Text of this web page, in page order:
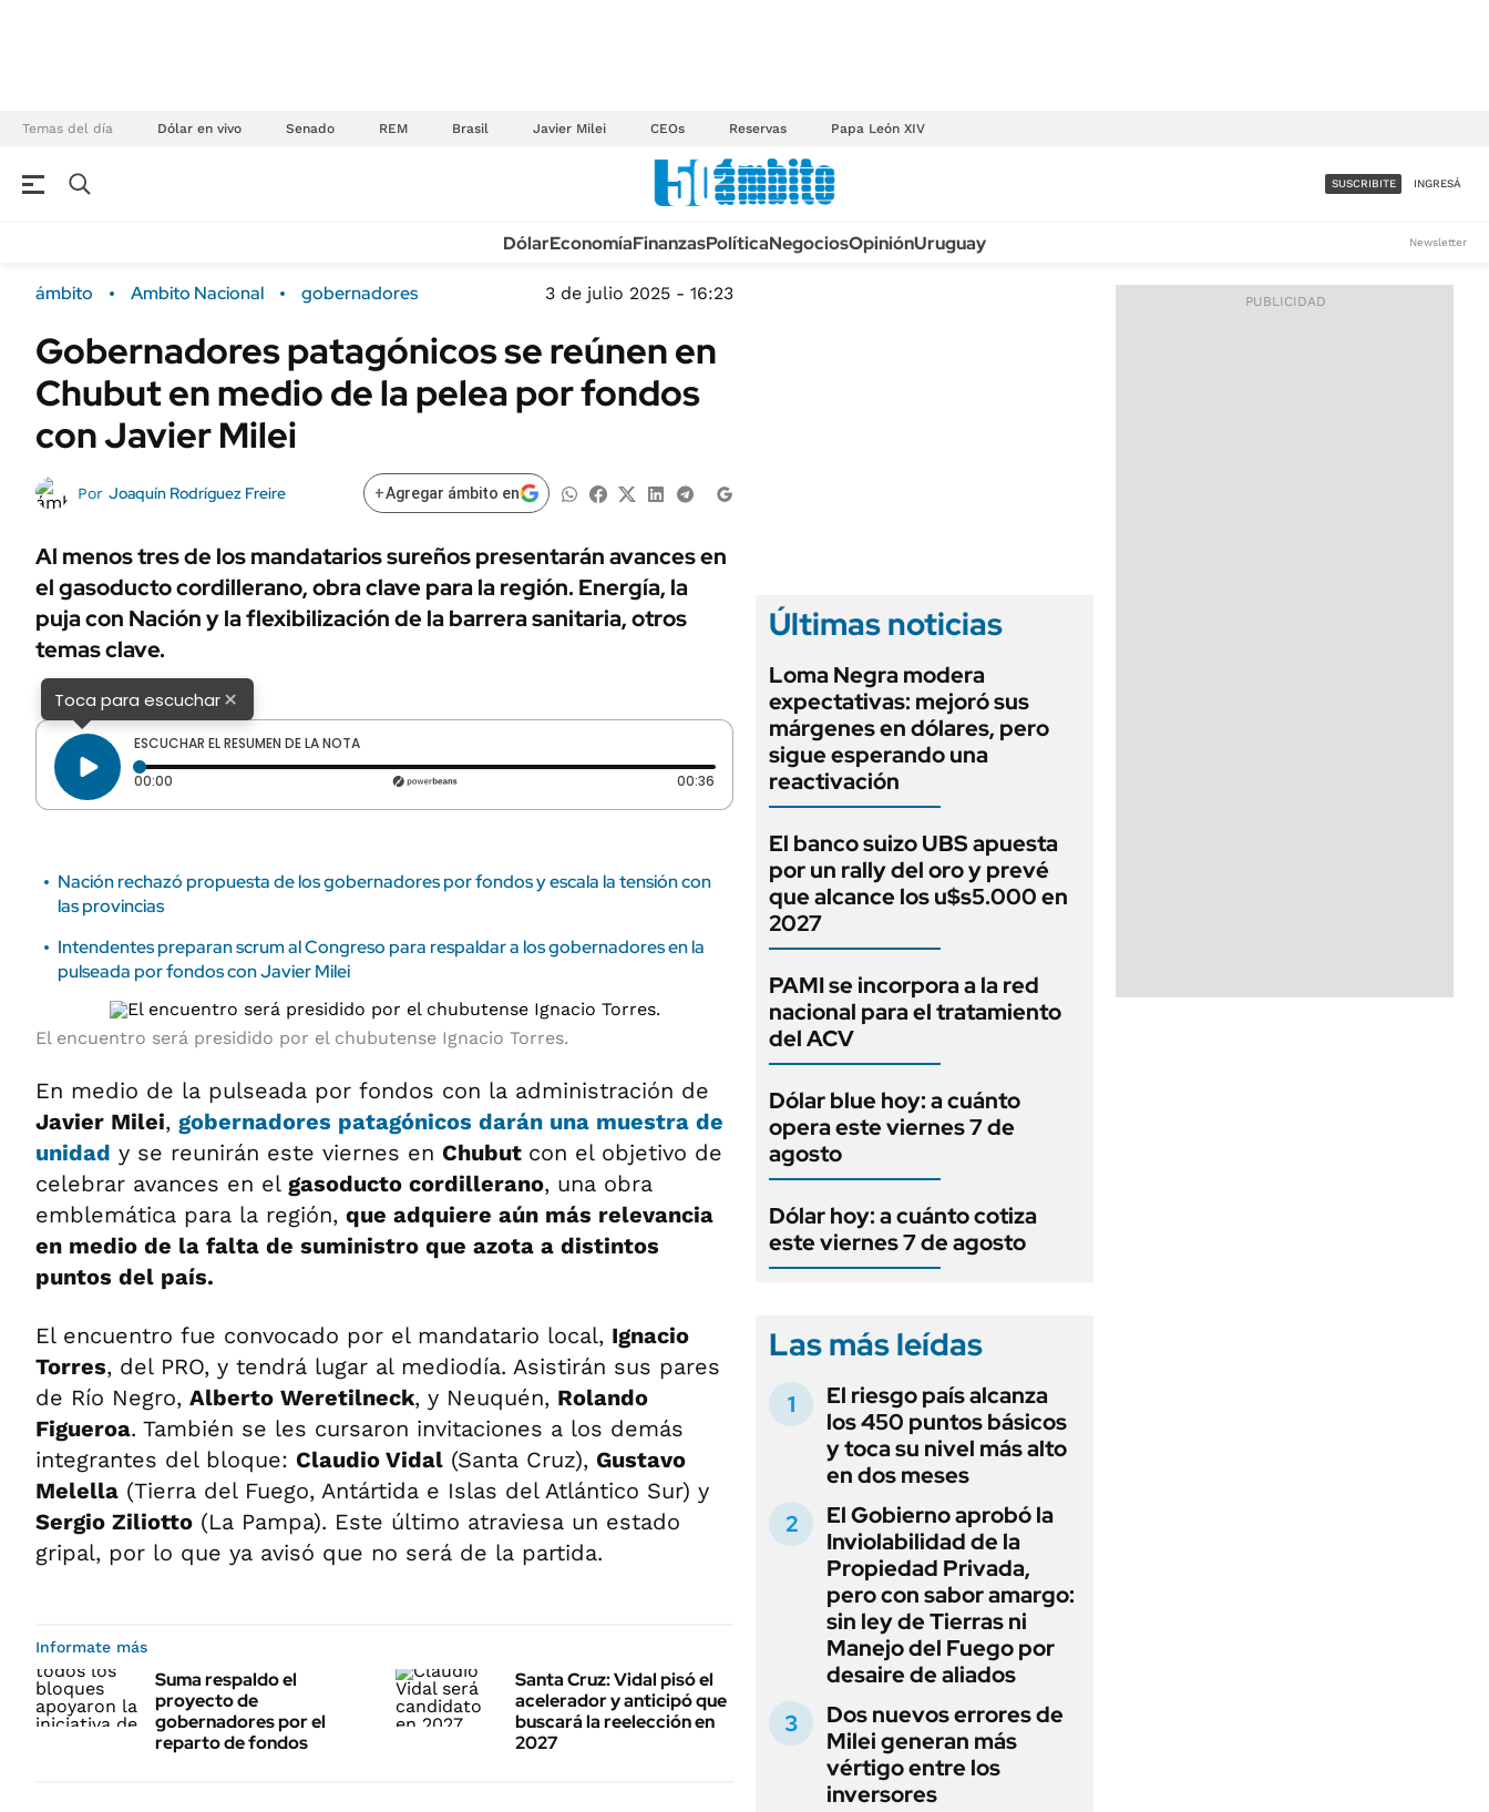
Temas del día Dólar en vivo Senado REM Brasil Javier Milei CEOs Reservas Papa León XIV
Campo
FINANZAS
Dólar
ÁMBITO DEBATE
Real Estate
Sustentabilidad
Seguros
ENERGY REPORT
URUGUAY
TECNOLOGÍA
MÉXICO
MUNDO
INFORMACIÓN GENERAL
AUTOS
ACCESO FULL - $1.800/MES
SUSCRIBITE INGRESÁ
DólarEconomíaFinanzasPolíticaNegociosOpiniónUruguay Newsletter
ámbito Ambito Nacional gobernadores 3 de julio 2025 - 16:23
Gobernadores patagónicos se reúnen en
Chubut en medio de la pelea por fondos
con Javier Milei
Por Joaquín Rodríguez Freire +Agregar ámbito en
Al menos tres de los mandatarios sureños presentarán avances en
el gasoducto cordillerano, obra clave para la región. Energía, la
puja con Nación y la flexibilización de la barrera sanitaria, otros
temas clave.
Toca para escuchar×
ESCUCHAR EL RESUMEN DE LA NOTA
00:00 Tiempo transcurrido: 0 segundos 00:36 Duración: 36 segundos
Nación rechazó propuesta de los gobernadores por fondos y escala la tensión con
las provincias
Intendentes preparan scrum al Congreso para respaldar a los gobernadores en la
pulseada por fondos con Javier Milei
El encuentro será presidido por el chubutense Ignacio Torres.
En medio de la pulseada por fondos con la administración de
Javier Milei, gobernadores patagónicos darán una muestra de
unidad y se reunirán este viernes en Chubut con el objetivo de
celebrar avances en el gasoducto cordillerano, una obra
emblemática para la región, que adquiere aún más relevancia
en medio de la falta de suministro que azota a distintos
puntos del país.
El encuentro fue convocado por el mandatario local, Ignacio
Torres, del PRO, y tendrá lugar al mediodía. Asistirán sus pares
de Río Negro, Alberto Weretilneck, y Neuquén, Rolando
Figueroa. También se les cursaron invitaciones a los demás
integrantes del bloque: Claudio Vidal (Santa Cruz), Gustavo
Melella (Tierra del Fuego, Antártida e Islas del Atlántico Sur) y
Sergio Ziliotto (La Pampa). Este último atraviesa un estado
gripal, por lo que ya avisó que no será de la partida.
Informate más
Suma respaldo el
proyecto de
gobernadores por el
reparto de fondos
Santa Cruz: Vidal pisó el
acelerador y anticipó que
buscará la reelección en
2027
Últimas noticias
Loma Negra modera
expectativas: mejoró sus
márgenes en dólares, pero
sigue esperando una
reactivación
El banco suizo UBS apuesta
por un rally del oro y prevé
que alcance los u$s5.000 en
2027
PAMI se incorpora a la red
nacional para el tratamiento
del ACV
Dólar blue hoy: a cuánto
opera este viernes 7 de
agosto
Dólar hoy: a cuánto cotiza
este viernes 7 de agosto
Las más leídas
El riesgo país alcanza
los 450 puntos básicos
y toca su nivel más alto
en dos meses
El Gobierno aprobó la
Inviolabilidad de la
Propiedad Privada,
pero con sabor amargo:
sin ley de Tierras ni
Manejo del Fuego por
desaire de aliados
Dos nuevos errores de
Milei generan más
vértigo entre los
inversores